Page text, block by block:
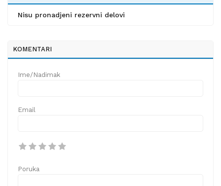
Nisu pronadjeni rezervni delovi
KOMENTARI
Ime/Nadimak
Email
Poruka